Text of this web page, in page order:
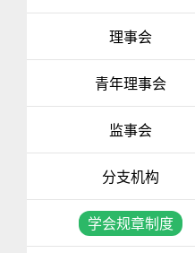
理事会
青年理事会
监事会
分支机构
学会规章制度